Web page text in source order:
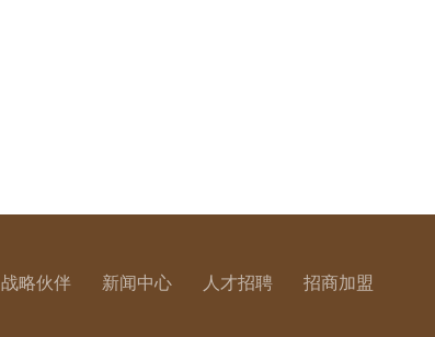
战略伙伴 新闻中心 人才招聘 招商加盟